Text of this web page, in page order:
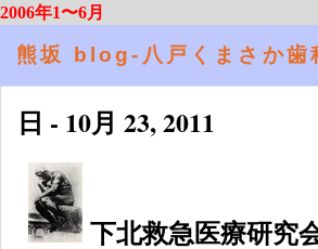
2006年1〜6月
熊坂 blog-八戸くまさか歯
日 - 10月 23, 2011
下北救急医療研究